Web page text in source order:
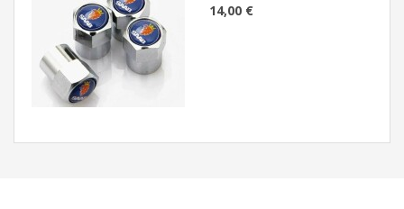
14,00 €